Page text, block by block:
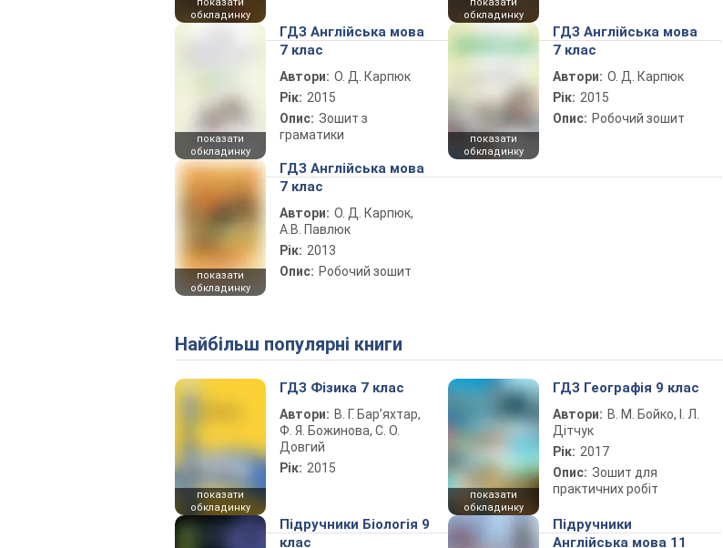
обкладинку
обкладинку
показати
обкладинку
ГДЗ Англійська мова
7 клас
Автори: О. Д. Карпюк
Рік: 2015
Опис: Зошит з
граматики
показати
обкладинку
ГДЗ Англійська мова
7 клас
Автори: О. Д. Карпюк
Рік: 2015
Опис: Робочий зошит
показати
обкладинку
ГДЗ Англійська мова
7 клас
Автори: О. Д. Карпюк,
А.В. Павлюк
Рік: 2013
Опис: Робочий зошит
Найбільш популярні книги
показати
обкладинку
ГДЗ Фізика 7 клас
Автори: В. Г. Бар’яхтар,
Ф. Я. Божинова, С. О.
Довгий
Рік: 2015
показати
обкладинку
ГДЗ Географія 9 клас
Автори: В. М. Бойко, І. Л.
Дітчук
Рік: 2017
Опис: Зошит для
практичних робіт
Підручники Біологія 9
клас
Підручники
Англійська мова 11